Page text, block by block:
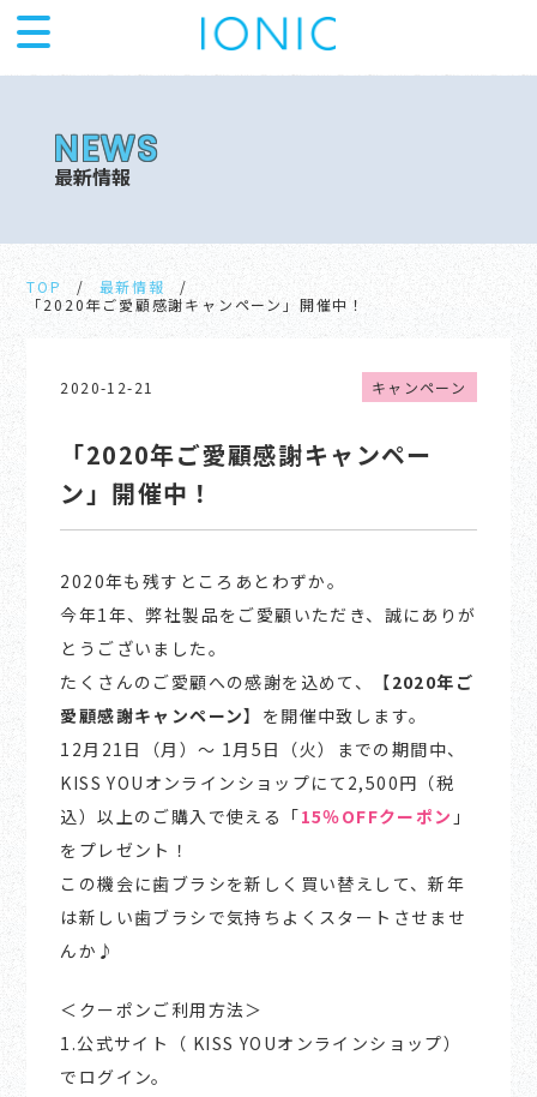
最新情報
TOP
最新情報
「2020年ご愛顧感謝キャンペーン」開催中！
2020-12-21 キャンペーン
「2020年ご愛顧感謝キャンペー
ン」開催中！
2020年も残すところあとわずか。
今年1年、弊社製品をご愛顧いただき、誠にありが
とうございました。
たくさんのご愛顧への感謝を込めて、【2020年ご
愛顧感謝キャンペーン】を開催中致します。
12月21日（月）～ 1月5日（火）までの期間中、
KISS YOUオンラインショップにて2,500円（税
込）以上のご購入で使える「15％OFFクーポン 」
をプレゼント！
この機会に歯ブラシを新しく買い替えして、新年
は新しい歯ブラシで気持ちよくスタートさせませ
んか♪
＜クーポンご利用方法＞
1.公式サイト（ KISS YOUオンラインショップ）
でログイン。